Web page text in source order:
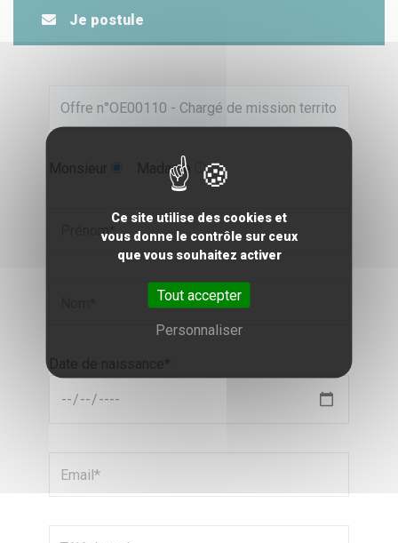
Je postule
Madame
Ce site utilise des cookies et
vous donne le contrôle sur ceux
que vous souhaitez activer
Tout accepter
Personnaliser